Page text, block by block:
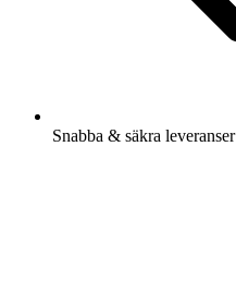
Snabba & säkra leveranser